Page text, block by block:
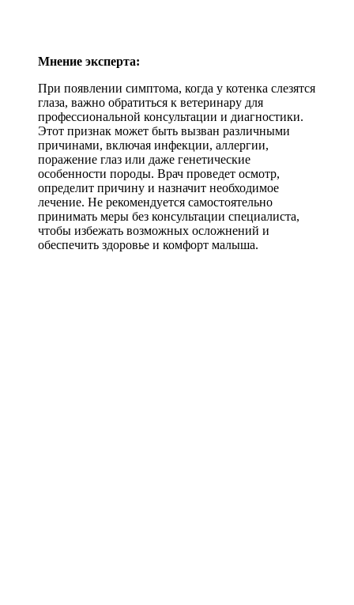
Мнение эксперта:
При появлении симптома, когда у котенка слезятся
глаза, важно обратиться к ветеринару для
профессиональной консультации и диагностики.
Этот признак может быть вызван различными
причинами, включая инфекции, аллергии,
поражение глаз или даже генетические
особенности породы. Врач проведет осмотр,
определит причину и назначит необходимое
лечение. Не рекомендуется самостоятельно
принимать меры без консультации специалиста,
чтобы избежать возможных осложнений и
обеспечить здоровье и комфорт малыша.